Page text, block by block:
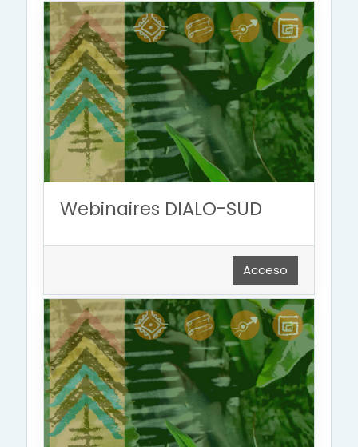
Webinaires DIALO-SUD
Acceso